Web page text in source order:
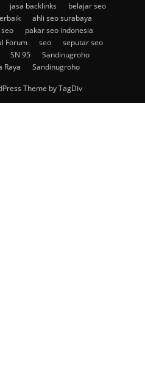
jasa backlinks
belajar seo
ahli seo surabaya
pakar seo indonesia
Forum seo
seputar seo
SN 95
Sandinugroho
Raya
Sandinugroho
Theme by TagDiv